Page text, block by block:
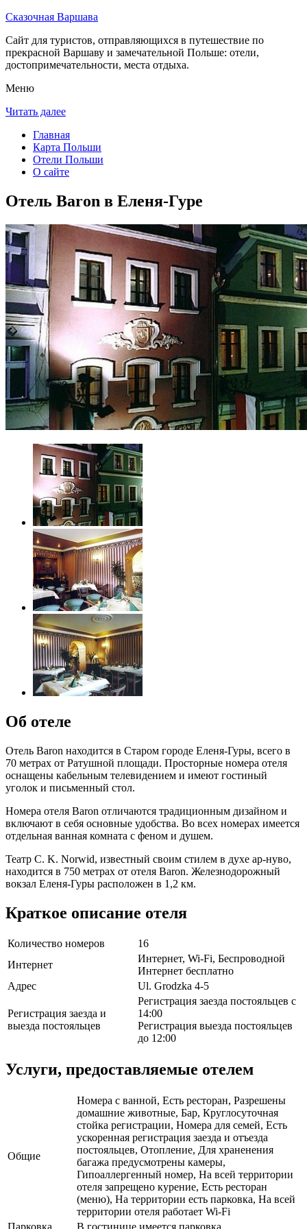
Сказочная Варшава
Сайт для туристов, отправляющихся в путешествие по
прекрасной Варшаву и замечательной Польше: отели,
достопримечательности, места отдыха.
Меню
Читать далее
Главная
Карта Польши
Отели Польши
О сайте
Отель Baron в Еленя-Гуре
Об отеле
Отель Baron находится в Старом городе Еленя-Гуры, всего в
70 метрах от Ратушной площади. Просторные номера отеля
оснащены кабельным телевидением и имеют гостиный
уголок и письменный стол.
Номера отеля Baron отличаются традиционным дизайном и
включают в себя основные удобства. Во всех номерах имеется
отдельная ванная комната с феном и душем.
Театр C. K. Norwid, известный своим стилем в духе ар-нуво,
находится в 750 метрах от отеля Baron. Железнодорожный
вокзал Еленя-Гуры расположен в 1,2 км.
Краткое описание отеля
Количество номеров
16
Интернет
Интернет, Wi-Fi, Беспроводной
Интернет бесплатно
Адрес
Ul. Grodzka 4-5
Регистрация заезда и
выезда постояльцев
Регистрация заезда постояльцев с
14:00
Регистрация выезда постояльцев
до 12:00
Услуги, предоставляемые отелем
Общие
Номера с ванной, Есть ресторан, Разрешены
домашние животные, Бар, Круглосуточная
стойка регистрации, Номера для семей, Есть
ускоренная регистрация заезда и отъезда
постояльцев, Отопление, Для храненения
багажа предусмотрены камеры,
Гипоаллергенный номер, На всей территории
отеля запрещено курение, Есть ресторан
(меню), На территории есть парковка, На всей
территории отеля работает Wi-Fi